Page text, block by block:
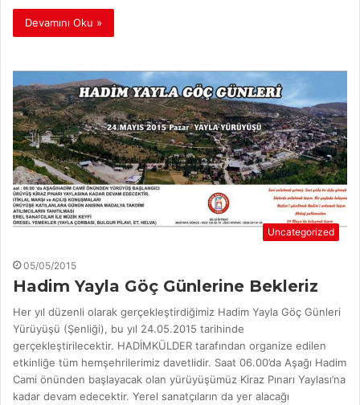
Devamını Oku »
Uncategorized
05/05/2015
Hadim Yayla Göç Günlerine Bekleriz
Her yıl düzenli olarak gerçekleştirdiğimiz Hadim Yayla Göç Günleri
Yürüyüşü (Şenliği), bu yıl 24.05.2015 tarihinde
gerçekleştirilecektir. HADİMKÜLDER tarafından organize edilen
etkinliğe tüm hemşehrilerimiz davetlidir. Saat 06.00’da Aşağı Hadim
Cami önünden başlayacak olan yürüyüşümüz Kiraz Pınarı Yaylası’na
kadar devam edecektir. Yerel sanatçıların da yer alacağı